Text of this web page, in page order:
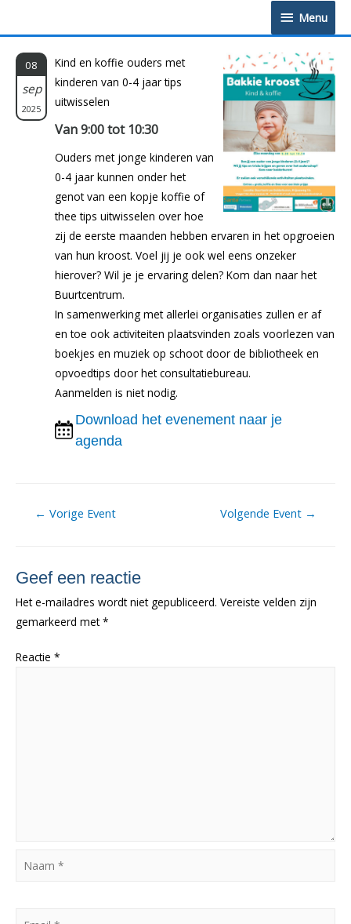
Menu
Menu
08
sep
2025
Kind en koffie ouders met
kinderen van 0-4 jaar tips
uitwisselen
Van 9:00 tot 10:30
Ouders met jonge kinderen van
0-4 jaar kunnen onder het
genot van een kopje koffie of
thee tips uitwisselen over hoe
zij de eerste maanden hebben ervaren in het opgroeien
van hun kroost. Voel jij je ook wel eens onzeker
hierover? Wil je je ervaring delen? Kom dan naar het
Buurtcentrum.
In samenwerking met allerlei organisaties zullen er af
en toe ook activiteiten plaatsvinden zoals voorlezen van
boekjes en muziek op schoot door de bibliotheek en
opvoedtips door het consultatiebureau.
Aanmelden is niet nodig.
Download het evenement naar je
agenda
Berichtnavigatie
← Vorige Event Volgende Event →
Geef een reactie
Het e-mailadres wordt niet gepubliceerd. Vereiste velden zijn
gemarkeerd met*
Reactie *
Naam